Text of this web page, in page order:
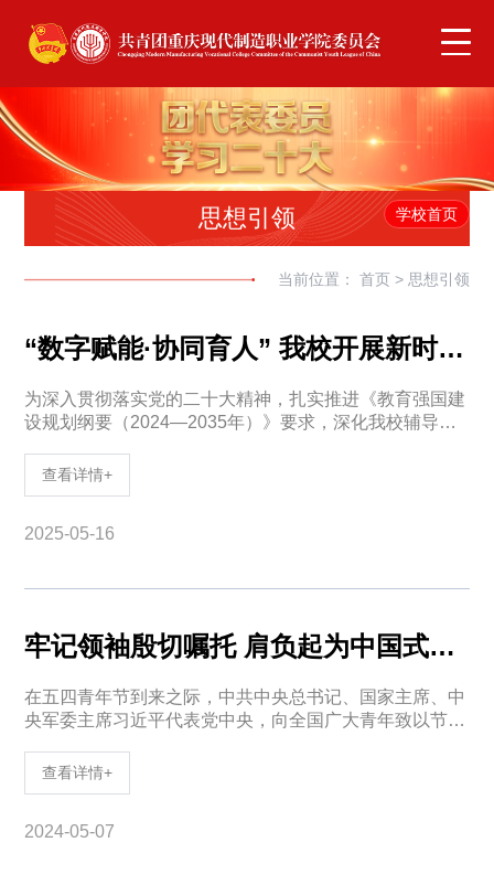
学校首页
思想引领
当前位置： 首页 > 思想引领
“数字赋能·协同育人” 我校开展新时代辅导员职业发展专题培训
为深入贯彻落实党的二十大精神，扎实推进《教育强国建
设规划纲要（2024—2035年）》要求，深化我校辅导员
开展“新时代辅导员职业发展的赛道选择与
查看详情+
2025-05-16
牢记领袖殷切嘱托 肩负起为中国式现代化挺膺担当的青春责任——习近平总书记五四重要寄语在广大团员团干部中引发热烈反响
在五四青年节到来之际，中共中央总书记、国家主席、中
央军委主席习近平代表党中央，向全国广大青年致以节日
团干部中引发热烈反响。大家一致表示，要深入学习贯彻
查看详情+
2024-05-07